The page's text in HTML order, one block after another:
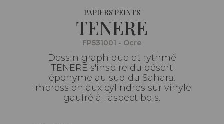
PAPIERS PEINTS
TENERE
FP531001 - Ocre
Dessin graphique et rythmé
TENERE s'inspire du désert
éponyme au sud du Sahara.
Impression aux cylindres sur vinyle
gaufré à l'aspect bois.